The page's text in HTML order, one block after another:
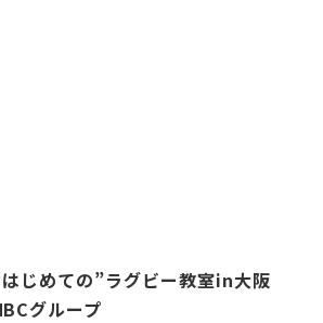
じめての”ラグビー教室in大阪
グループ